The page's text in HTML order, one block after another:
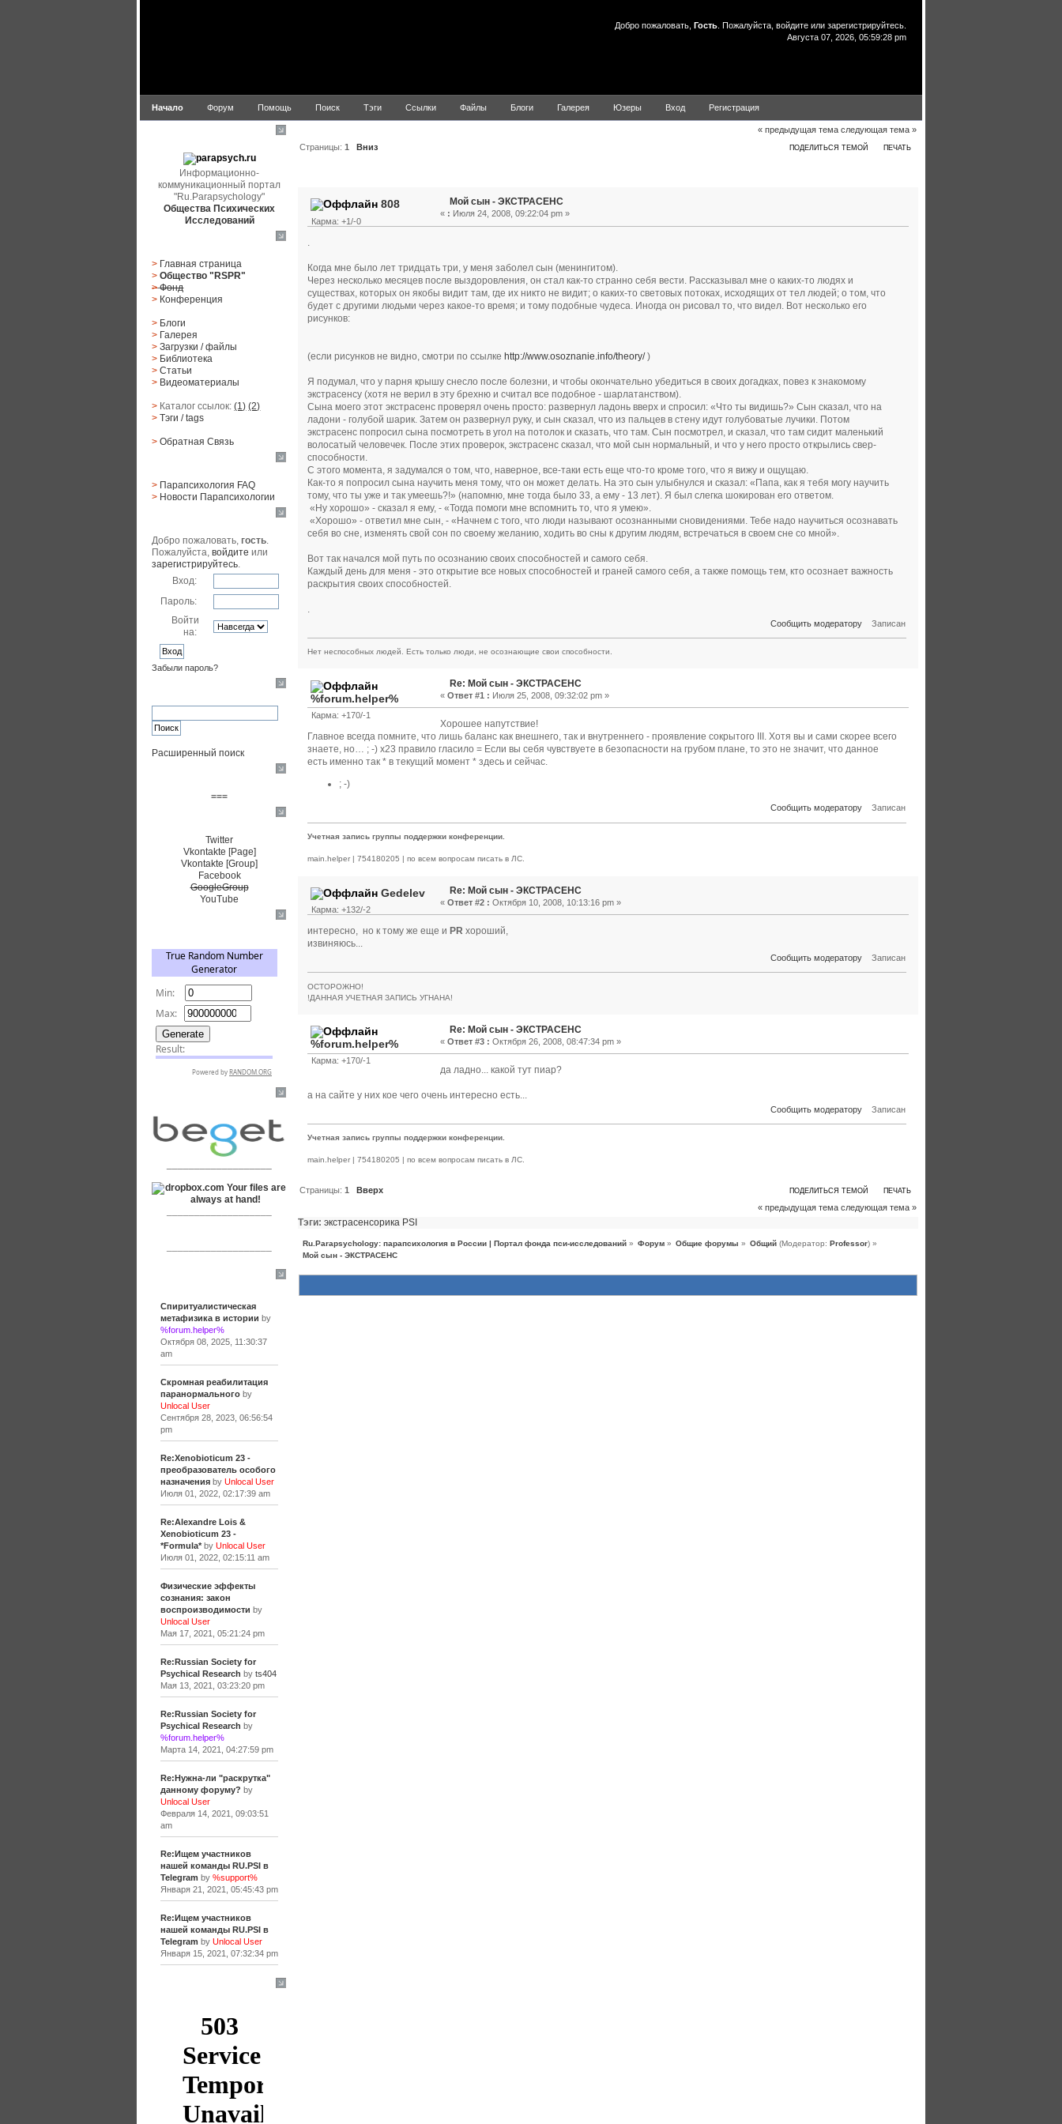
Добро пожаловать, Гость . Пожалуйста, войдите или зарегистрируйтесь
Августа 07, 2026, 05:59:28 pm
Начало Форум Помощь Поиск Тэги Ссылки Файлы Блоги Галерея Юзеры Вход Регистрация
Информационно-
коммуникационный портал
"Ru.Parapsychology"
Общества Психических
Исследований
> Главная страница
> Общество "RSPR"
> Фонд
> Конференция
> Блоги
> Галерея
> Загрузки/файлы
> Библиотека
> Статьи
> Видеоматериалы
> Каталог ссылок:(1) (2)
> Тэги/ tags
> Обратная Cвязь
> Парапсихология FAQ
> Новости Парапсихологии
Добро пожаловать,гость.
Пожалуйста,войдите или
зарегистрируйтесь.
Вход:
Пароль:
Войти
на:
Забыли пароль?
Расширенный поиск
===
Twitter
Vkontakte [Page]
Vkontakte [Group]
Facebook
GoogleGroup
YouTube
Спиритуалистическая
метафизика в истории by
%forum.helper%
Октября 08, 2025, 11:30:37
am
Скромная реабилитация
паранормальногоby
Unlocal User
Сентября 28, 2023, 06:56:54
pm
Re:Xenobioticum 23 -
преобразователь особого
назначенияby Unlocal User
Июля 01, 2022, 02:17:39 am
Re:Alexandre Lois &
Xenobioticum 23 -
*Formula*by Unlocal User
Июля 01, 2022, 02:15:11 am
Физические эффекты
сознания: закон
воспроизводимости by
Unlocal User
Мая 17, 2021, 05:21:24 pm
Re:Russian Society for
Psychical Research by ts404
Мая 13, 2021, 03:23:20 pm
Re:Russian Society for
Psychical Research by
%forum.helper%
Марта 14, 2021, 04:27:59 pm
Re:Нужна-ли "раскрутка"
данному форуму? by
Unlocal User
Февраля 14, 2021, 09:03:51
am
Re:Ищем участников
нашей команды RU.PSI в
Telegram by %support%
Января 21, 2021, 05:45:43 pm
Re:Ищем участников
нашей команды RU.PSI в
Telegram by Unlocal User
Января 15, 2021, 07:32:34 pm
« предыдущая тема следующая тема »
ПОДЕЛИТЬСЯ ТЕМОЙ ПЕЧАТЬ
Страницы:1 Вниз
808
Карма: +1/-0
Мой сын - ЭКСТРАСЕНС
« : Июля 24, 2008, 09:22:04 pm »
Когда мне было лет тридцать три, у меня заболел сын (менингитом).
Через несколько месяцев после выздоровления, он стал как-то странно себя вести. Рассказывал мне о каких-то людях и
существах, которых он якобы видит там, где их никто не видит; о каких-то световых потоках, исходящих от тел людей; о том, что
будет с другими людьми через какое-то время; и тому подобные чудеса. Иногда он рисовал то, что видел. Вот несколько его
рисунков:
(если рисунков не видно, смотри по ссылке http://www.osoznanie.info/theory/)
Я подумал, что у парня крышу снесло после болезни, и чтобы окончательно убедиться в своих догадках, повез к знакомому
экстрасенсу (хотя не верил в эту брехню и считал все подобное - шарлатанством).
Сына моего этот экстрасенс проверял очень просто: развернул ладонь вверх и спросил: «Что ты видишь?» Сын сказал, что на
ладони - голубой шарик. Затем он развернул руку, и сын сказал, что из пальцев в стену идут голубоватые лучики. Потом
экстрасенс попросил сына посмотреть в угол на потолок и сказать, что там. Сын посмотрел, и сказал, что там сидит маленький
волосатый человечек. После этих проверок, экстрасенс сказал, что мой сын нормальный, и что у него просто открылись свер-
способности.
С этого момента, я задумался о том, что, наверное, все-таки есть еще что-то кроме того, что я вижу и ощущаю.
Как-то я попросил сына научить меня тому, что он может делать. На это сын улыбнулся и сказал: «Папа, как я тебя могу научить
тому, что ты уже и так умеешь?!» (напомню, мне тогда было 33, а ему - 13 лет). Я был слегка шокирован его ответом.
«Ну хорошо» - сказал я ему, - «Тогда помоги мне вспомнить то, что я умею».
«Хорошо» - ответил мне сын, - «Начнем с того, что люди называют осознанными сновидениями. Тебе надо научиться осознавать
себя во сне, изменять свой сон по своему желанию, ходить во сны к другим людям, встречаться в своем сне со мной».
Вот так начался мой путь по осознанию своих способностей и самого себя.
Каждый день для меня - это открытие все новых способностей и граней самого себя, а также помощь тем, кто осознает важность
раскрытия своих способностей.
Сообщить модератору Записан
Нет неспособных людей. Есть только люди, не осознающие свои способности.
%forum.helper%
Карма: +170/-1
Re: Мой сын - ЭКСТРАСЕНС
« Ответ #1 : Июля 25, 2008, 09:32:02 pm »
Хорошее напутствие!
Главное всегда помните, что лишь баланс как внешнего, так и внутреннего - проявление сокрытого III. Хотя вы и сами скорее всего
знаете, но… ; -) x23 правило гласило = Если вы себя чувствуете в безопасности на грубом плане, то это не значит, что данное
есть именно так * в текущий момент * здесь и сейчас.
; -)
Сообщить модератору Записан
Учетная запись группы поддержки конференции.
main.helper | 754180205 | по всем вопросам писать в ЛС.
Gedelev
Карма: +132/-2
Re: Мой сын - ЭКСТРАСЕНС
« Ответ #2 : Октября 10, 2008, 10:13:16 pm »
интересно, но к тому же еще и PR хороший,
извиняюсь...
Сообщить модератору Записан
ОСТОРОЖНО!
!ДАННАЯ УЧЕТНАЯ ЗАПИСЬ УГНАНА!
%forum.helper%
Карма: +170/-1
Re: Мой сын - ЭКСТРАСЕНС
« Ответ #3 : Октября 26, 2008, 08:47:34 pm »
да ладно... какой тут пиар?
а на сайте у них кое чего очень интересно есть...
Сообщить модератору Записан
Учетная запись группы поддержки конференции.
main.helper | 754180205 | по всем вопросам писать в ЛС.
ПОДЕЛИТЬСЯ ТЕМОЙ ПЕЧАТЬ
Страницы:1
Вверх
« предыдущая тема следующая тема »
Тэги: экстрасенсорика PSI
Ru.Parapsychology: парапсихология в России | Портал фонда пси-исследований » Форум » Общие форумы » Общий (Модератор:Professor) »
Мой сын - ЭКСТРАСЕНС